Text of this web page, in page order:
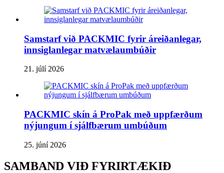
Samstarf við PACKMIC fyrir áreiðanlegar,
innsiglanlegar matvælaumbúðir
21. júlí 2026
PACKMIC skín á ProPak með uppfærðum
nýjungum í sjálfbærum umbúðum
25. júní 2026
SAMBAND VIÐ FYRIRTÆKIÐ